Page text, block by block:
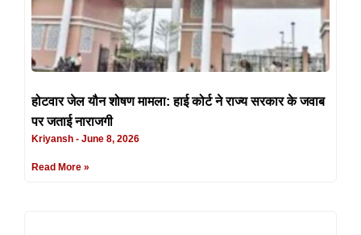
होटवार जेल यौन शोषण मामला: हाई कोर्ट ने राज्य सरकार के जवाब
पर जताई नाराजगी
Kriyansh June 8, 2026
Read More »